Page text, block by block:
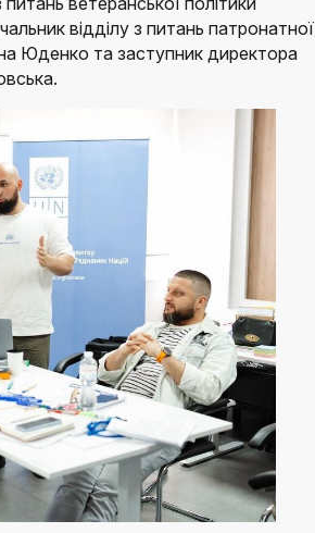
відділу з питань патронатної
Юденко та заступник директора